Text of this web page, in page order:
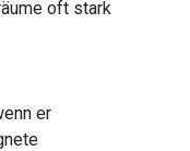
oft stark
er